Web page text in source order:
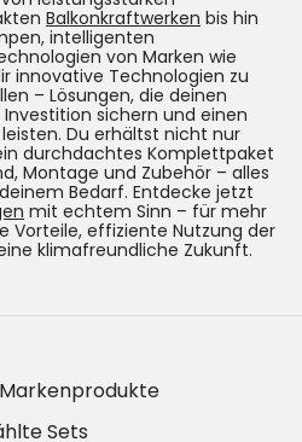
Balkonkraftwerken bis hin
intelligenten
von Marken wie
innovative Technologien zu
– Lösungen, die deinen
sichern und einen
Du erhältst nicht nur
durchdachtes Komplettpaket
Montage und Zubehör – alles
Bedarf. Entdecke jetzt
mit echtem Sinn – für mehr
Vorteile, effiziente Nutzung der
klimafreundliche Zukunft.
Sets